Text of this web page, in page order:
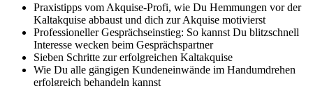
Praxistipps vom Akquise-Profi, wie Du Hemmungen vor der
Kaltakquise abbaust und dich zur Akquise motivierst
Professioneller Gesprächseinstieg: So kannst Du blitzschnell
Interesse wecken beim Gesprächspartner
Sieben Schritte zur erfolgreichen Kaltakquise
Wie Du alle gängigen Kundeneinwände im Handumdrehen
erfolgreich behandeln kannst